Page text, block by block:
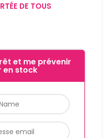
DE TOUS
et me prévenir
en stock